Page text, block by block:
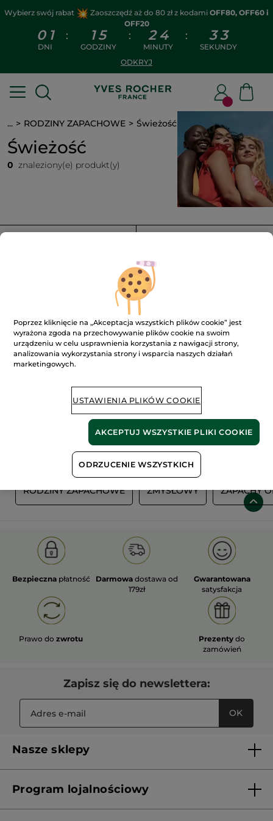
Wybierz swój rabat Zaoszczędź aż do 80 zł z kodami OFF80, OFF60 i
OFF20
0 1
DNI
: 1 5
GODZINY
: 2 4
MINUTY
: 3 3
SEKUNDY
ODKRYJ
... RODZINY ZAPACHOWE Świeżość
Świeżość
0 znaleziony(e) produkt(y)
roślinne
60 hektarów
pól organicznych
Pokaż więcej
RODZINY ZAPACHOWE ZMYSŁOWY ZAPACHY
Bezpieczna płatność Darmowa dostawa od
179zł
Gwarantowana
satysfakcja
Prawo dozwrotu Prezenty do
zamówień
Zapisz się do newslettera:
OK
Nasze sklepy
Franczyza
Program lojalnościowy
Poprzez kliknięcie na „Akceptacja wszystkich plików cookie” jest
wyrażona zgoda na przechowywanie plików cookie na swoim
urządzeniu w celu usprawnienia korzystania z nawigacji strony,
analizowania wykorzystania strony i wsparcia naszych działań
marketingowych.
USTAWIENIA PLIKÓW COOKIE
ODRZUCENIE WSZYSTKICH
AKCEPTUJ WSZYSTKIE PLIKI COOKIE